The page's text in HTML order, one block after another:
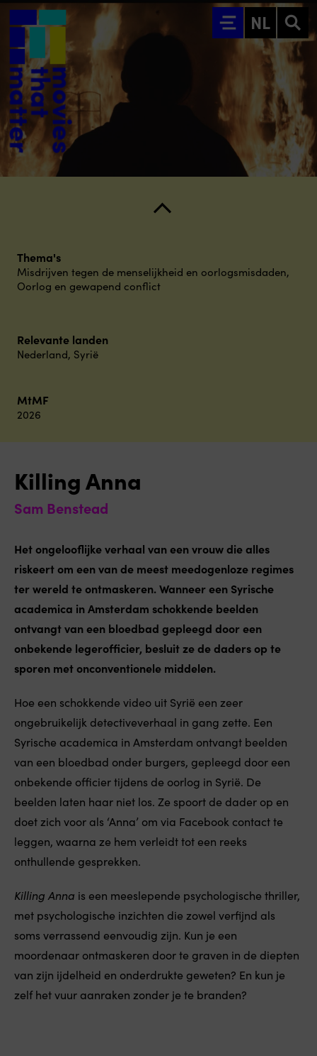
Ga naar hoofdinhoud
NL
Thema's
Misdrijven tegen de menselijkheid en oorlogsmisdaden,
Oorlog en gewapend conflict
Relevante landen
Nederland, Syrië
MtMF
2026
Killing Anna
Sam Benstead
Het ongelooflijke verhaal van een vrouw die alles
riskeert om een van de meest meedogenloze regimes
ter wereld te ontmaskeren. Wanneer een Syrische
academica in Amsterdam schokkende beelden
ontvangt van een bloedbad gepleegd door een
onbekende legerofficier, besluit ze de daders op te
sporen met onconventionele middelen.
Hoe een schokkende video uit Syrië een zeer
ongebruikelijk detectiveverhaal in gang zette. Een
Syrische academica in Amsterdam ontvangt beelden
van een bloedbad onder burgers, gepleegd door een
onbekende officier tijdens de oorlog in Syrië. De
beelden laten haar niet los. Ze spoort de dader op en
doet zich voor als ‘Anna’ om via Facebook contact te
leggen, waarna ze hem verleidt tot een reeks
onthullende gesprekken.
Killing Anna is een meeslepende psychologische thriller,
met psychologische inzichten die zowel verfijnd als
soms verrassend eenvoudig zijn. Kun je een
moordenaar ontmaskeren door te graven in de diepten
van zijn ijdelheid en onderdrukte geweten? En kun je
zelf het vuur aanraken zonder je te branden?